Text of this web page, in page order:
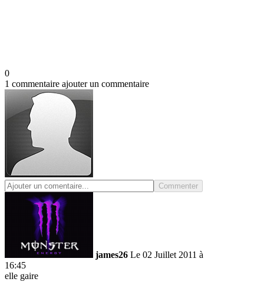
0
1 commentaire ajouter un commentaire
Commenter
james26 Le 02 Juillet 2011 à
16:45
elle gaire